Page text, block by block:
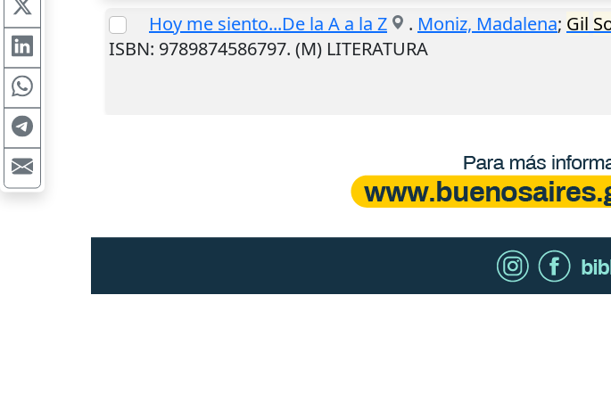
Hoy me siento...De la A a la Z . Moniz, Madalena; Gil
ISBN: 9789874586797. (M) LITERATURA